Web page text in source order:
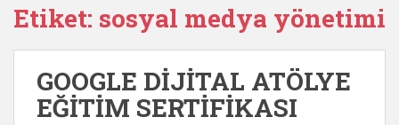
Etiket: sosyal medya yönetimi
GOOGLE DİJİTAL ATÖLYE
EĞİTİM SERTİFİKASI